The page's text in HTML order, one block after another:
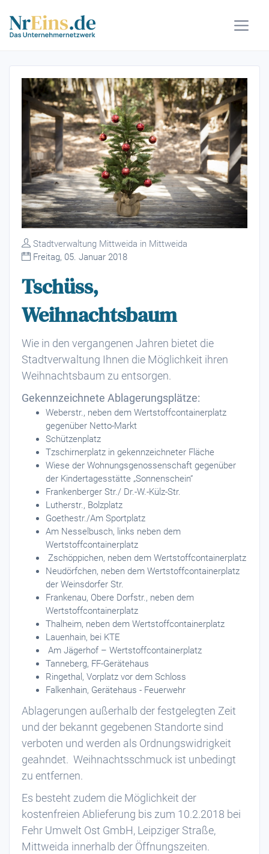
Stadtverwaltung Mittweida in Mittweida
Freitag, 05. Januar 2018
Tschüss,
Weihnachtsbaum
Wie in den vergangenen Jahren bietet die
Stadtverwaltung Ihnen die Möglichkeit ihren
Weihnachtsbaum zu entsorgen.
Gekennzeichnete Ablagerungsplätze:
Weberstr., neben dem Wertstoffcontainerplatz
gegenüber Netto-Markt
Schützenplatz
Tzschirnerplatz in gekennzeichneter Fläche
Wiese der Wohnungsgenossenschaft gegenüber
der Kindertagesstätte „Sonnenschein“
Frankenberger Str./ Dr.-W.-Külz-Str.
Lutherstr., Bolzplatz
Goethestr./Am Sportplatz
Am Nesselbusch, links neben dem
Wertstoffcontainerplatz
Zschöppichen, neben dem Wertstoffcontainerplatz
Neudörfchen, neben dem Wertstoffcontainerplatz
der Weinsdorfer Str.
Frankenau, Obere Dorfstr., neben dem
Wertstoffcontainerplatz
Thalheim, neben dem Wertstoffcontainerplatz
Lauenhain, bei KTE
Am Jägerhof – Wertstoffcontainerplatz
Tanneberg, FF-Gerätehaus
Ringethal, Vorplatz vor dem Schloss
Falkenhain, Gerätehaus - Feuerwehr
Ablagerungen außerhalb der festgelegten Zeit
und der bekannt gegebenen Standorte sind
verboten und werden als Ordnungswidrigkeit
geahndet. Weihnachtsschmuck ist unbedingt
zu entfernen.
Es besteht zudem die Möglichkeit der
kostenfreien Ablieferung bis zum 10.2.2018 bei
Fehr Umwelt Ost GmbH, Leipziger Straße,
Mittweida innerhalb der Öffnungszeiten.